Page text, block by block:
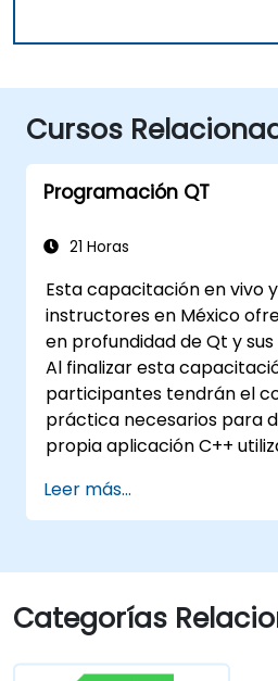
Cursos
Programación QT
21 Horas
Esta capacitación en vivo
instructores en México
en profundidad de Qt y sus
Al finalizar esta
participantes tendrán el
práctica necesarios para
propia aplicación C++
Leer más...
Categorías